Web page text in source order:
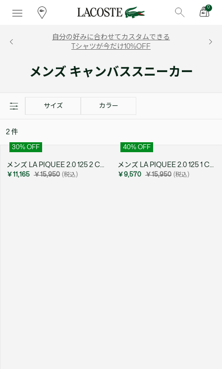
0
自分の好みに合わせてカスタムできる
Tシャツが今だけ10%OFF
メンズ キャンバススニーカー
サイズ カラー
2 件
30% OFF
￥11,165 ￥15,950 (税込)
40% OFF
￥9,570 ￥15,950 (税込)